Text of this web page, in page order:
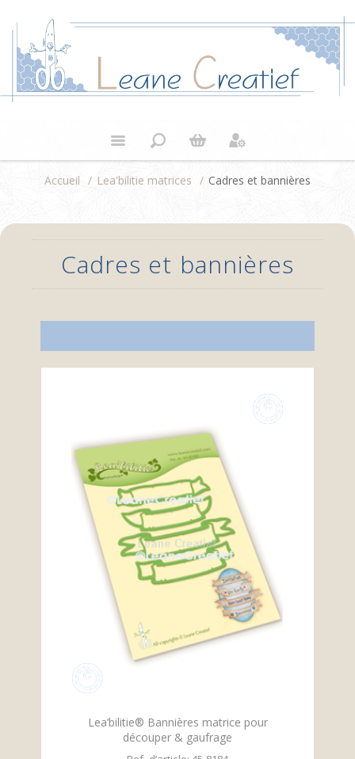
Accueil / Lea'bilitie matrices / Cadres et bannières
Cadres et bannières
Lea’bilitie® Bannières matrice pour
découper & gaufrage